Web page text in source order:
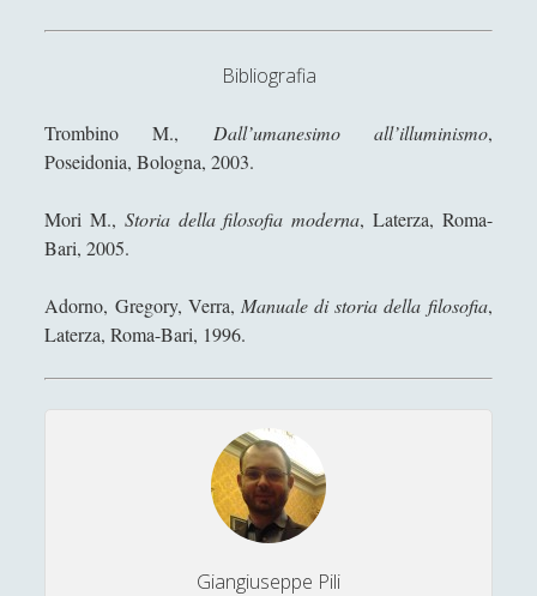
► Scienza (84)
Storia(144)
► Libri Recensiti (441)
► Ironia (7)
(15)
Collana di Scuola Filosofica(13)
Bibliografia
Trombino M., Dall’umanesimo all’illuminismo,
Poseidonia, Bologna, 2003.
Mori M., Storia della filosofia moderna, Laterza, Roma-
Bari, 2005.
Adorno, Gregory, Verra, Manuale di storia della filosofia,
Laterza, Roma-Bari, 1996.
Giangiuseppe Pili